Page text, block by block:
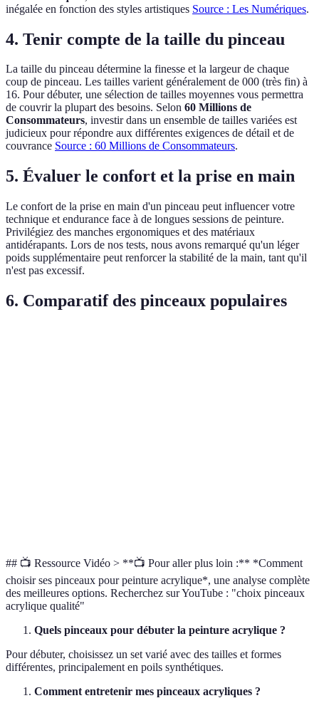
inégalée en fonction des styles artistiques Source : Les Numériques.
4. Tenir compte de la taille du pinceau
La taille du pinceau détermine la finesse et la largeur de chaque
coup de pinceau. Les tailles varient généralement de 000 (très fin) à
16. Pour débuter, une sélection de tailles moyennes vous permettra
de couvrir la plupart des besoins. Selon 60 Millions de
Consommateurs, investir dans un ensemble de tailles variées est
judicieux pour répondre aux différentes exigences de détail et de
couvrance Source : 60 Millions de Consommateurs.
5. Évaluer le confort et la prise en main
Le confort de la prise en main d'un pinceau peut influencer votre
technique et endurance face à de longues sessions de peinture.
Privilégiez des manches ergonomiques et des matériaux
antidérapants. Lors de nos tests, nous avons remarqué qu'un léger
poids supplémentaire peut renforcer la stabilité de la main, tant qu'il
n'est pas excessif.
6. Comparatif des pinceaux populaires
## 📺 Ressource Vidéo > **📺 Pour aller plus loin :** *Comment
choisir ses pinceaux pour peinture acrylique*, une analyse complète
des meilleures options. Recherchez sur YouTube : "choix pinceaux
acrylique qualité"
Quels pinceaux pour débuter la peinture acrylique ?
Pour débuter, choisissez un set varié avec des tailles et formes
différentes, principalement en poils synthétiques.
Comment entretenir mes pinceaux acryliques ?